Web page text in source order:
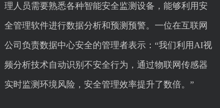
理人员需要熟悉各种智能安全监测设备，能够利用安
全管理软件进行数据分析和预测预警。一位在互联网
公司负责数据中心安全的管理者表示：“我们利用AI视
频分析技术自动识别不安全行为，通过物联网传感器
实时监测环境风险，安全管理效率提升了数倍。”